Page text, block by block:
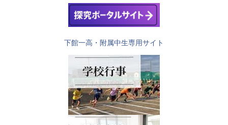
下館一高・附属中生専用サイト